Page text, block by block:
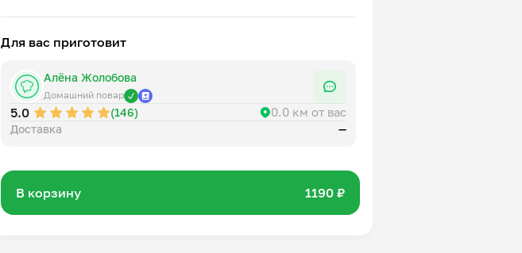
Для вас приготовит
Алёна Жолобова
Домашний повар
5.0 (146) 0.0 км от вас
Доставка —
В корзину 1190 ₽